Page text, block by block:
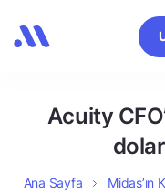
Acuity
Ana Sayfa Midas’ın